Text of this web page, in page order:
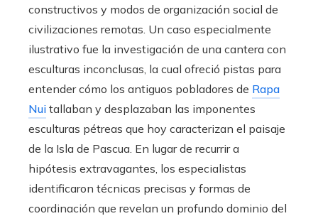
constructivos y modos de organización social de
civilizaciones remotas. Un caso especialmente
ilustrativo fue la investigación de una cantera con
esculturas inconclusas, la cual ofreció pistas para
entender cómo los antiguos pobladores de Rapa
Nui tallaban y desplazaban las imponentes
esculturas pétreas que hoy caracterizan el paisaje
de la Isla de Pascua. En lugar de recurrir a
hipótesis extravagantes, los especialistas
identificaron técnicas precisas y formas de
coordinación que revelan un profundo dominio del